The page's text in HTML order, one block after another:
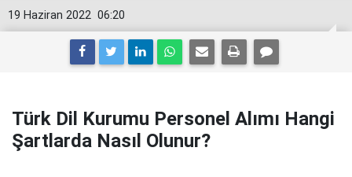
06:20
19 Haziran 2022
Türk Dil Kurumu Personel Alımı Hangi
Şartlarda Nasıl Olunur?